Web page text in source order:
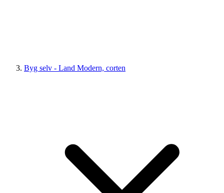
Byg selv - Land Modern, corten